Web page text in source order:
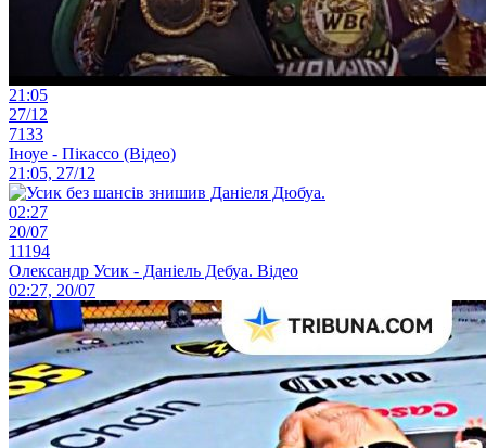
21:05
27/12
7133
Іноуе - Пікассо (Відео)
21:05, 27/12
02:27
20/07
11194
Олександр Усик - Даніель Дебуа. Відео
02:27, 20/07